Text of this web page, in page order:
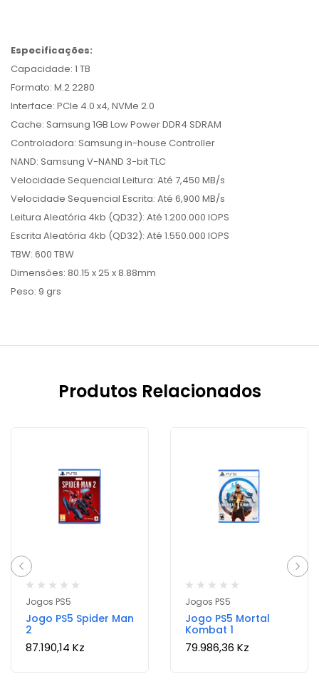
Especificações:
Capacidade: 1 TB
Formato: M.2 2280
Interface: PCIe 4.0 x4, NVMe 2.0
Cache: Samsung 1GB Low Power DDR4 SDRAM
Controladora: Samsung in-house Controller
NAND: Samsung V-NAND 3-bit TLC
Velocidade Sequencial Leitura: Até 7,450 MB/s
Velocidade Sequencial Escrita: Até 6,900 MB/s
Leitura Aleatória 4kb (QD32): Até 1.200.000 IOPS
Escrita Aleatória 4kb (QD32): Até 1.550.000 IOPS
TBW: 600 TBW
Dimensões: 80.15 x 25 x 8.88mm
Peso: 9 grs
Produtos Relacionados
Jogos PS5
Jogo PS5 Spider Man
2
87.190,14 Kz
Jogos PS5
Jogo PS5 Mortal
Kombat 1
79.986,36 Kz